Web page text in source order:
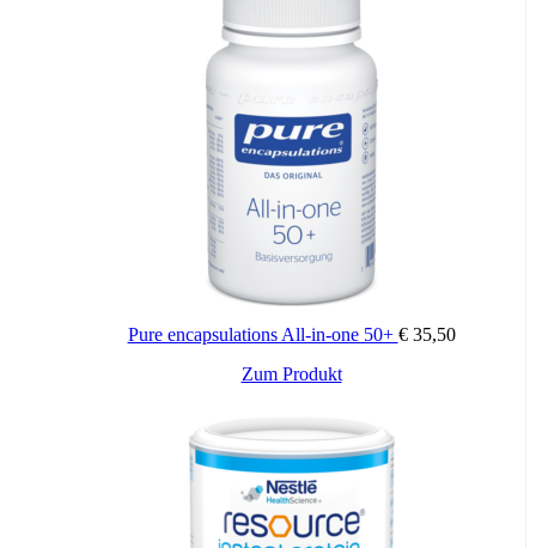
Pure encapsulations All-in-one 50+ €35,50
Zum Produkt